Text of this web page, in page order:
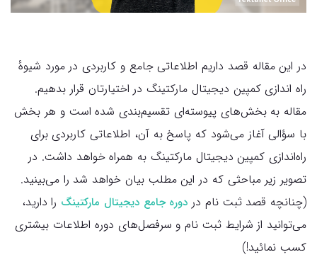
در این مقاله قصد داریم اطلاعاتی جامع و کاربردی در مورد شیوهٔ
راه اندازی کمپین‌ دیجیتال مارکتینگ در اختیارتان قرار بدهیم.
مقاله به بخش‌های پیوسته‌ای تقسیم‌بندی شده است و هر بخش
با سؤالی آغاز می‌شود که پاسخ به آن، اطلاعاتی کاربردی برای‌
راه‌اندازی کمپین دیجیتال مارکتینگ به همراه خواهد داشت. در
تصویر زیر مباحثی که در این مطلب بیان خواهد شد را می‌بینید.
(چنانچه قصد ثبت نام در دوره جامع دیجیتال مارکتینگ را دارید،
می‌توانید از شرایط ثبت نام و سرفصل‌های دوره اطلاعات بیشتری
کسب نمائید!)